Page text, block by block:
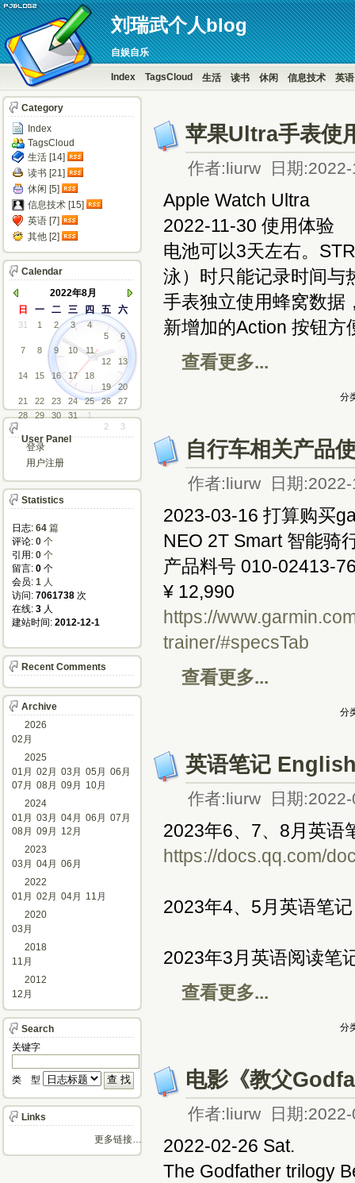
刘瑞武个人blog
自娱自乐
Index TagsCloud 生活 读书 休闲 信息技术 英语
苹果Ultra手表使
作者:liurw 日期
Apple Watch Ultra
2022-11-30 使用体验
电池可以3天左右。
泳）时只能记录时间与
手表独立使用蜂窝数据
新增加的Action 按钮方
查看更多...
分
自行车相关产品
作者:liurw 日期
2023-03-16 打算购买
NEO 2T Smart 智能骑
产品料号 010-02413-
¥ 12,990
https://
trainer/#specsTab
查看更多...
分
英语笔记
作者:liurw 日期
2023年6、7、8月英语
https://docs.qq.com/
2023年4、5月英语笔
2023年3月英语阅读笔
查看更多...
分
电影《教父
作者:liurw 日期
2022-02-26 Sat.
The Godfather trilogy
Category
Index
TagsCloud
生活 [14]
读书 [21]
休闲 [5]
信息技术 [15]
英语 [7]
其他 [2]
Calendar
2022年8月
日
一 二 三 四 五 六
31 1 2 3
4
5
6
7
8 9 10
11
12
13
14
15 16 17
18
19
20
21
22 23 24 25 26
27
28
29 30 31
1
2
3
User Panel
登录
用户注册
Statistics
日志: 64 篇
评论: 0 个
引用: 0 个
留言: 0 个
会员: 1 人
访问: 7061738 次
在线: 3 人
建站时间: 2012-12-1
Recent Comments
Archive
2026
02月
2025
01月 02月 03月 05月 06月
07月 08月 09月
10月
2024
01月 03月 04月 06月 07月
08月 09月
12月
2023
03月 04月 06月
2022
01月 02月 04月
11月
2020
03月
2018
11月
2012
12月
Search
关键字
类 型
Links
更多链接…